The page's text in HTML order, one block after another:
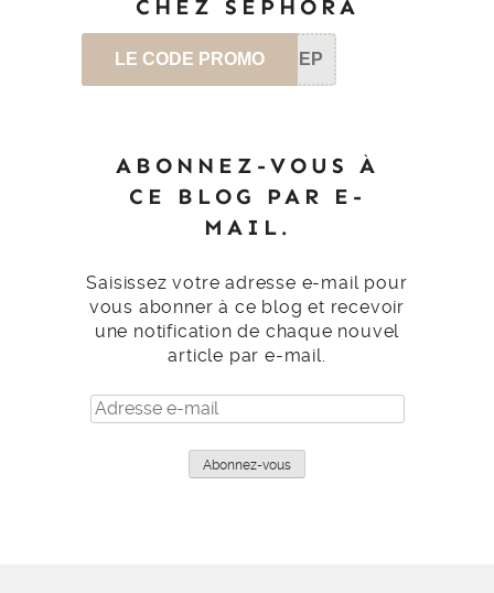
CHEZ SEPHORA
LE CODE PROMO SEP
ABONNEZ-VOUS À
CE BLOG PAR E-
MAIL.
Saisissez votre adresse e-mail pour
vous abonner à ce blog et recevoir
une notification de chaque nouvel
article par e-mail.
Adresse
e-
Abonnez-vous